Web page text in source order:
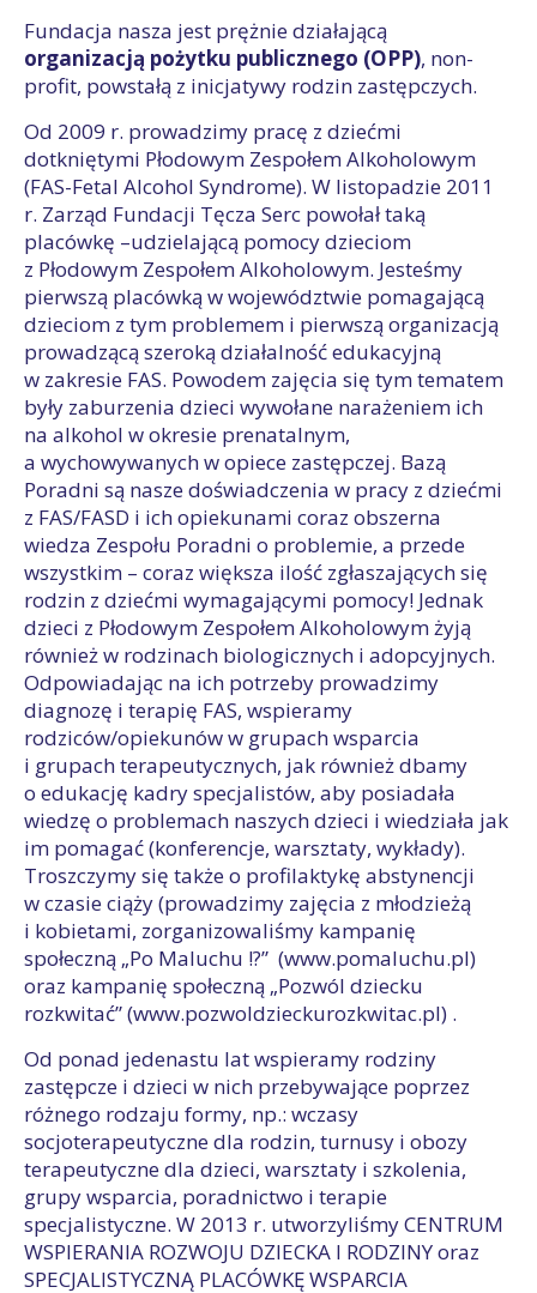
Fundacja nasza jest prężnie działającą
organizacją pożytku publicznego (OPP), non-
profit, powstałą z inicjatywy rodzin zastępczych.
Od 2009 r. prowadzimy pracę z dziećmi
dotkniętymi Płodowym Zespołem Alkoholowym
(FAS-Fetal Alcohol Syndrome). W listopadzie 2011
r. Zarząd Fundacji Tęcza Serc powołał taką
placówkę –udzielającą pomocy dzieciom
z Płodowym Zespołem Alkoholowym. Jesteśmy
pierwszą placówką w województwie pomagającą
dzieciom z tym problemem i pierwszą organizacją
prowadzącą szeroką działalność edukacyjną
w zakresie FAS. Powodem zajęcia się tym tematem
były zaburzenia dzieci wywołane narażeniem ich
na alkohol w okresie prenatalnym,
a wychowywanych w opiece zastępczej. Bazą
Poradni są nasze doświadczenia w pracy z dziećmi
z FAS/FASD i ich opiekunami coraz obszerna
wiedza Zespołu Poradni o problemie, a przede
wszystkim – coraz większa ilość zgłaszających się
rodzin z dziećmi wymagającymi pomocy! Jednak
dzieci z Płodowym Zespołem Alkoholowym żyją
również w rodzinach biologicznych i adopcyjnych.
Odpowiadając na ich potrzeby prowadzimy
diagnozę i terapię FAS, wspieramy
rodziców/opiekunów w grupach wsparcia
i grupach terapeutycznych, jak również dbamy
o edukację kadry specjalistów, aby posiadała
wiedzę o problemach naszych dzieci i wiedziała jak
im pomagać (konferencje, warsztaty, wykłady).
Troszczymy się także o profilaktykę abstynencji
w czasie ciąży (prowadzimy zajęcia z młodzieżą
i kobietami, zorganizowaliśmy kampanię
społeczną „Po Maluchu !?” (www.pomaluchu.pl)
oraz kampanię społeczną „Pozwól dziecku
rozkwitać” (www.pozwoldzieckurozkwitac.pl) .
Od ponad jedenastu lat wspieramy rodziny
zastępcze i dzieci w nich przebywające poprzez
różnego rodzaju formy, np.: wczasy
socjoterapeutyczne dla rodzin, turnusy i obozy
terapeutyczne dla dzieci, warsztaty i szkolenia,
grupy wsparcia, poradnictwo i terapie
specjalistyczne. W 2013 r. utworzyliśmy CENTRUM
WSPIERANIA ROZWOJU DZIECKA I RODZINY oraz
SPECJALISTYCZNĄ PLACÓWKĘ WSPARCIA